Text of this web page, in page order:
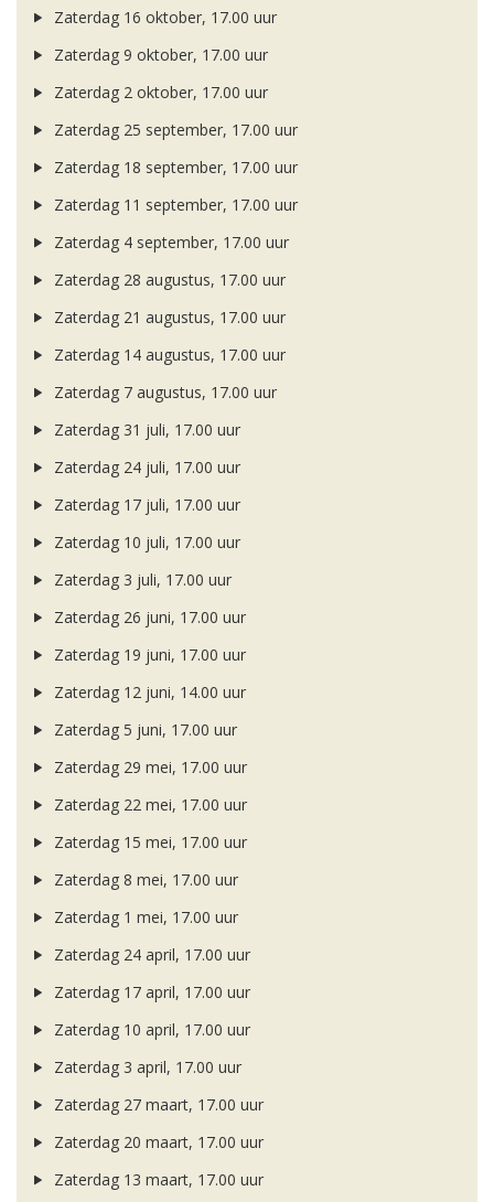
Zaterdag 16 oktober, 17.00 uur
Zaterdag 9 oktober, 17.00 uur
Zaterdag 2 oktober, 17.00 uur
Zaterdag 25 september, 17.00 uur
Zaterdag 18 september, 17.00 uur
Zaterdag 11 september, 17.00 uur
Zaterdag 4 september, 17.00 uur
Zaterdag 28 augustus, 17.00 uur
Zaterdag 21 augustus, 17.00 uur
Zaterdag 14 augustus, 17.00 uur
Zaterdag 7 augustus, 17.00 uur
Zaterdag 31 juli, 17.00 uur
Zaterdag 24 juli, 17.00 uur
Zaterdag 17 juli, 17.00 uur
Zaterdag 10 juli, 17.00 uur
Zaterdag 3 juli, 17.00 uur
Zaterdag 26 juni, 17.00 uur
Zaterdag 19 juni, 17.00 uur
Zaterdag 12 juni, 14.00 uur
Zaterdag 5 juni, 17.00 uur
Zaterdag 29 mei, 17.00 uur
Zaterdag 22 mei, 17.00 uur
Zaterdag 15 mei, 17.00 uur
Zaterdag 8 mei, 17.00 uur
Zaterdag 1 mei, 17.00 uur
Zaterdag 24 april, 17.00 uur
Zaterdag 17 april, 17.00 uur
Zaterdag 10 april, 17.00 uur
Zaterdag 3 april, 17.00 uur
Zaterdag 27 maart, 17.00 uur
Zaterdag 20 maart, 17.00 uur
Zaterdag 13 maart, 17.00 uur